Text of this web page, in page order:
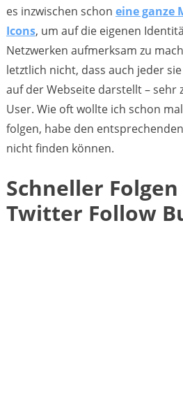
es inzwischen schon eine ganze
Icons, um auf die eigenen
Netzwerken aufmerksam zu
letztlich nicht, dass auch jeder
auf der Webseite darstellt – sehr
User. Wie oft wollte ich schon
folgen, habe den
nicht finden können.
Schneller
Twitter Follow